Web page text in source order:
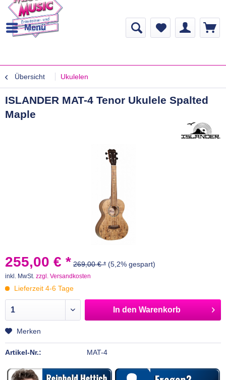
Menü
Übersicht Ukulelen
ISLANDER MAT-4 Tenor Ukulele Spalted
Maple
255,00 € * 269,00 € * (5,2% gespart)
inkl. MwSt. zzgl. Versandkosten
Lieferzeit 4-6 Tage
In den Warenkorb
Merken
Artikel-Nr.: MAT-4